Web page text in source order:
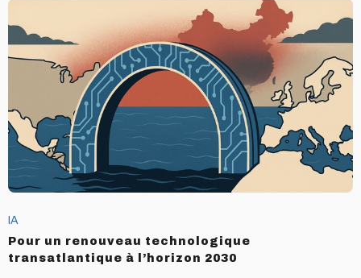
Pour
un
renouveau
technologique
transatlantique
l’horizon
2030
IA
Pour un renouveau technologique
transatlantique à l’horizon 2030